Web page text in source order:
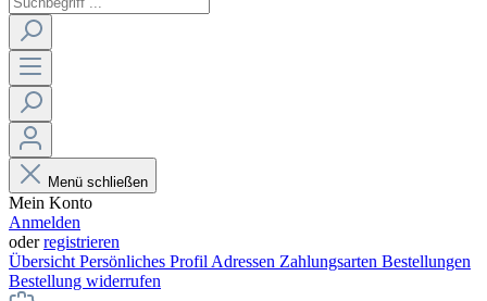
Menü schließen
Mein Konto
Anmelden
oderregistrieren
Übersicht Persönliches Profil Adressen Zahlungsarten Bestellungen
Bestellung widerrufen